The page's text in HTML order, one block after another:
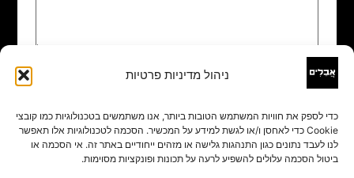
ניהול מדיניות פרטיות
כדי לספק את חוויות המשתמש הטובות ביותר, אנו משתמשים בטכנולוגיות כמו קובצי
Cookie כדי לאחסן ו/או לגשת למידע על המכשיר. הסכמה לטכנולוגיות אלו תאפשר
לנו לעבד נתונים כגון התנהגות גלישה או מזהים ייחודיים באתר זה. אי הסכמה או
ביטול הסכמה עלולים להשפיע לרעה על תכונות ופונקציות מסוימות.
שם
אימייל*